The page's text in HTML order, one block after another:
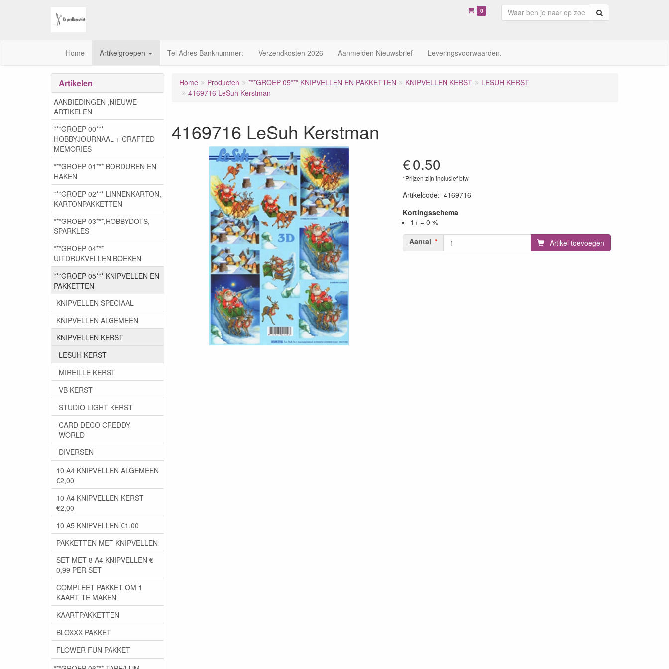
0
Home Artikelgroepen Tel Adres Banknummer: Verzendkosten 2026 Aanmelden Nieuwsbrief Leveringsvoorwaarden.
Home Producten ***GROEP 05*** KNIPVELLEN EN PAKKETTEN KNIPVELLEN KERST
LESUH KERST
4169716 LeSuh Kerstman
4169716 LeSuh Kerstman
€0.50
*Prijzen zijn inclusief btw
Artikelcode: 4169716
Kortingsschema
1+ = 0 %
Aantal
Artikel toevoegen
Artikelen
AANBIEDINGEN ,NIEUWE
ARTIKELEN
***GROEP 00***
HOBBYJOURNAAL + CRAFTED
MEMORIES
***GROEP 01*** BORDUREN EN
HAKEN
***GROEP 02*** LINNENKARTON,
KARTONPAKKETTEN
***GROEP 03***,HOBBYDOTS,
SPARKLES
***GROEP 04***
UITDRUKVELLEN BOEKEN
***GROEP 05*** KNIPVELLEN EN
PAKKETTEN
KNIPVELLEN SPECIAAL
KNIPVELLEN ALGEMEEN
KNIPVELLEN KERST
LESUH KERST
MIREILLE KERST
VB KERST
STUDIO LIGHT KERST
CARD DECO CREDDY
WORLD
DIVERSEN
10 A4 KNIPVELLEN ALGEMEEN
€2,00
10 A4 KNIPVELLEN KERST
€2,00
10 A5 KNIPVELLEN €1,00
PAKKETTEN MET KNIPVELLEN
SET MET 8 A4 KNIPVELLEN €
0,99 PER SET
COMPLEET PAKKET OM 1
KAART TE MAKEN
KAARTPAKKETTEN
BLOXXX PAKKET
FLOWER FUN PAKKET